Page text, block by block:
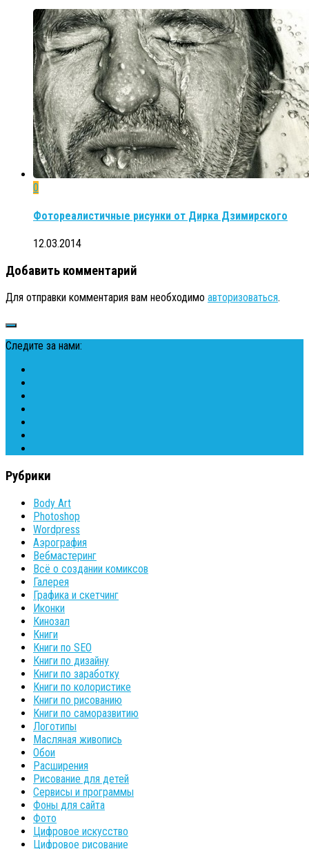
0
Фотореалистичные рисунки от Дирка Дзимирского
12.03.2014
Добавить комментарий
Для отправки комментария вам необходимо авторизоваться.
Следите за нами:
Рубрики
Body Art
Photoshop
Wordpress
Аэрография
Вебмастеринг
Всё о создании комиксов
Галерея
Графика и скетчинг
Иконки
Кинозал
Книги
Книги по SEO
Книги по дизайну
Книги по заработку
Книги по колористике
Книги по рисованию
Книги по саморазвитию
Логотипы
Масляная живопись
Обои
Расширения
Рисование для детей
Сервисы и программы
Фоны для сайта
Фото
Цифровое искусство
Цифровое рисование